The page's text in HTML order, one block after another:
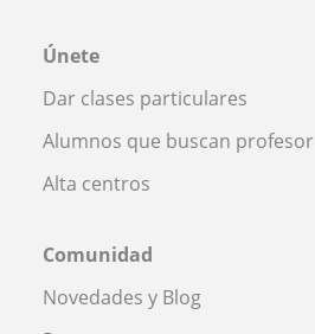
Únete
Dar clases particulares
Alumnos que buscan profesor
Alta centros
Comunidad
Novedades y Blog